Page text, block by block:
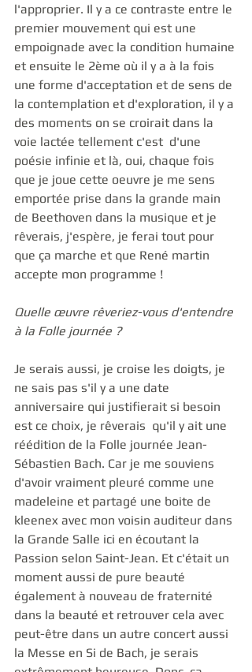
l'approprier. Il y a ce contraste entre le
premier mouvement qui est une
empoignade avec la condition humaine
et ensuite le 2ème où il y a à la fois
une forme d'acceptation et de sens de
la contemplation et d'exploration, il y a
des moments on se croirait dans la
voie lactée tellement c'est  d'une
poésie infinie et là, oui, chaque fois
que je joue cette oeuvre je me sens
emportée prise dans la grande main
de Beethoven dans la musique et je
rêverais, j'espère, je ferai tout pour
que ça marche et que René martin
accepte mon programme !
Quelle œuvre rêveriez-vous d'entendre
à la Folle journée ?
Je serais aussi, je croise les doigts, je
ne sais pas s'il y a une date
anniversaire qui justifierait si besoin
est ce choix, je rêverais  qu'il y ait une
réédition de la Folle journée Jean-
Sébastien Bach. Car je me souviens
d'avoir vraiment pleuré comme une
madeleine et partagé une boite de
kleenex avec mon voisin auditeur dans
la Grande Salle ici en écoutant la
Passion selon Saint-Jean. Et c'était un
moment aussi de pure beauté
également à nouveau de fraternité
dans la beauté et retrouver cela avec
peut-être dans un autre concert aussi
la Messe en Si de Bach, je serais